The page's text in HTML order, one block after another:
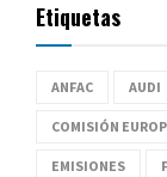
Etiquetas
ANFAC AUDI
COMISIÓN
EMISIONES